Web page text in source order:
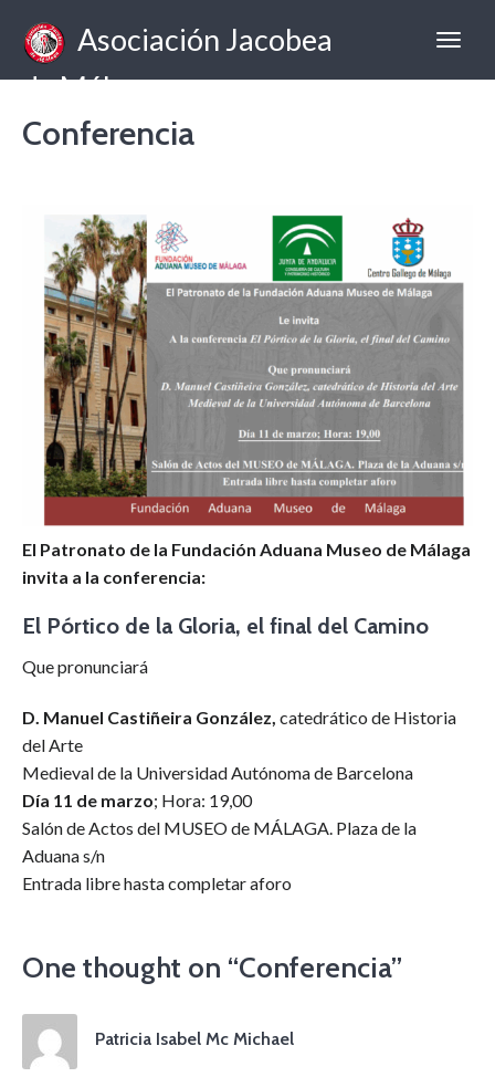
Asociación Jacobea
de Málaga
Conferencia
El Patronato de la Fundación Aduana Museo de Málaga
invita a la conferencia:
El Pórtico de la Gloria, el final del Camino
Que pronunciará
D. Manuel Castiñeira González, catedrático de Historia
del Arte
Medieval de la Universidad Autónoma de Barcelona
Día 11 de marzo; Hora: 19,00
Salón de Actos del MUSEO de MÁLAGA. Plaza de la
Aduana s/n
Entrada libre hasta completar aforo
One thought on “Conferencia”
Patricia Isabel Mc Michael